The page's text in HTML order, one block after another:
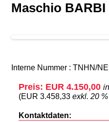
Maschio
Interne Nummer : TNHN/
Preis: EUR 4.150,00
(EUR 3.458,33 exkl. 20
Kontaktdaten: